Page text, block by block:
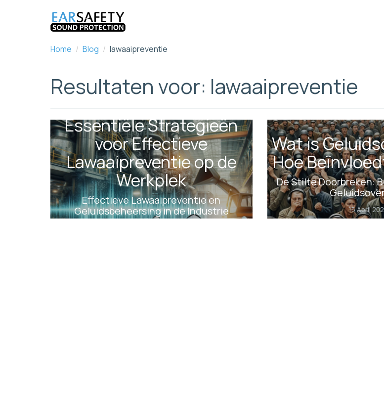
Home / Blog / lawaaipreventie
Resultaten voor: lawaaipreventie
Essentiële Strategieën
voor Effectieve
Lawaaipreventie op de
Werkplek
Effectieve Lawaaipreventie en
Geluidsbeheersing in de Industrie
Wat is
Hoe
De Stilte Doorbreken:
15 April